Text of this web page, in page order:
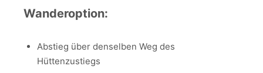
Wanderoption:
Abstieg über denselben Weg des
Hüttenzustiegs